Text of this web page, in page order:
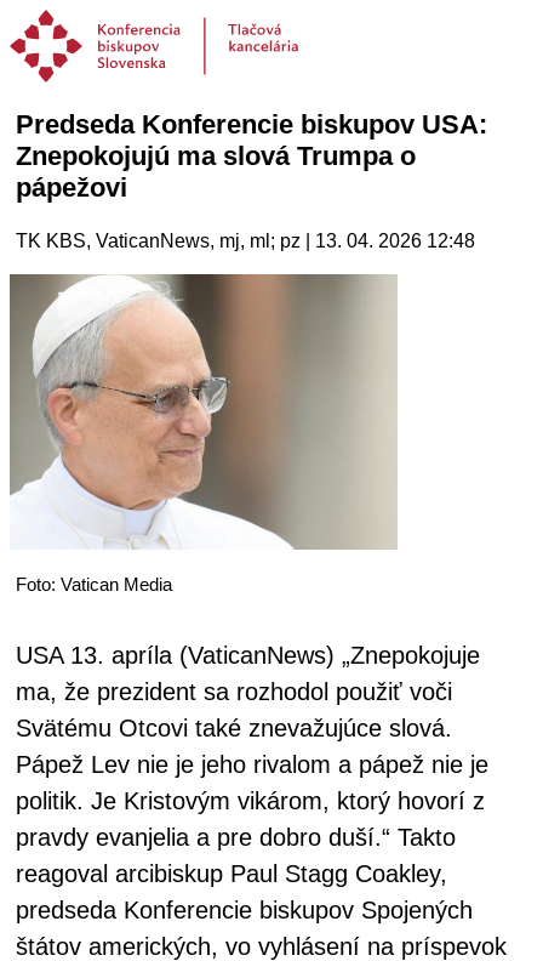
Predseda Konferencie biskupov USA:
Znepokojujú ma slová Trumpa o
pápežovi
TK KBS, VaticanNews, mj, ml; pz | 13. 04. 2026 12:48
Foto: Vatican Media
USA 13. apríla (VaticanNews) „Znepokojuje
ma, že prezident sa rozhodol použiť voči
Svätému Otcovi také znevažujúce slová.
Pápež Lev nie je jeho rivalom a pápež nie je
politik. Je Kristovým vikárom, ktorý hovorí z
pravdy evanjelia a pre dobro duší.“ Takto
reagoval arcibiskup Paul Stagg Coakley,
predseda Konferencie biskupov Spojených
štátov amerických, vo vyhlásení na príspevok